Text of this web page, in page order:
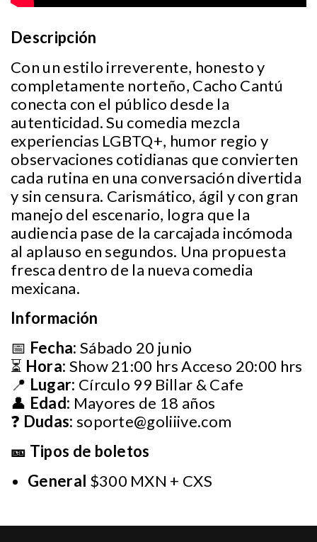
Descripción
Con un estilo irreverente, honesto y
completamente norteño, Cacho Cantú
conecta con el público desde la
autenticidad. Su comedia mezcla
experiencias LGBTQ+, humor regio y
observaciones cotidianas que convierten
cada rutina en una conversación divertida
y sin censura. Carismático, ágil y con gran
manejo del escenario, logra que la
audiencia pase de la carcajada incómoda
al aplauso en segundos. Una propuesta
fresca dentro de la nueva comedia
mexicana.
Información
📅 Fecha: Sábado 20 junio
⏳ Hora: Show 21:00 hrs Acceso 20:00 hrs
📍 Lugar: Círculo 99 Billar & Cafe
👤 Edad: Mayores de 18 años
❓ Dudas: soporte@goliiive.com
🎫 Tipos de boletos
General $300 MXN + CXS